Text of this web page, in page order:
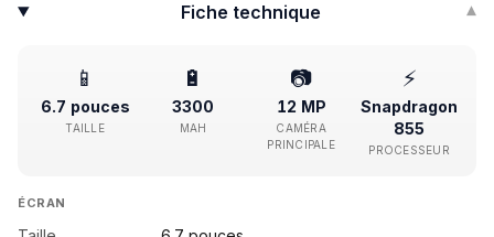
Fiche technique ▾
📱
6.7 pouces
TAILLE
🔋
3300
MAH
📷
12 MP
CAMÉRA
PRINCIPALE
⚡
Snapdragon
855
PROCESSEUR
ÉCRAN